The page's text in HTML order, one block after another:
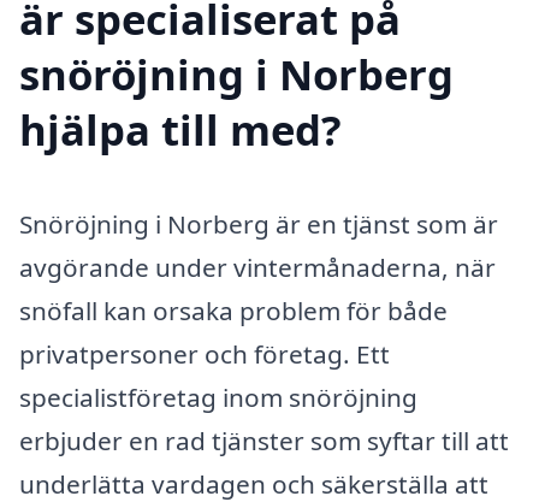
är specialiserat på
snöröjning i Norberg
hjälpa till med?
Snöröjning i Norberg är en tjänst som är
avgörande under vintermånaderna, när
snöfall kan orsaka problem för både
privatpersoner och företag. Ett
specialistföretag inom snöröjning
erbjuder en rad tjänster som syftar till att
underlätta vardagen och säkerställa att